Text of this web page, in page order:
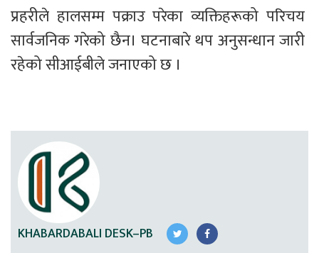
प्रहरीले हालसम्म पक्राउ परेका व्यक्तिहरूको परिचय
सार्वजनिक गरेको छैन। घटनाबारे थप अनुसन्धान जारी
रहेको सीआईबीले जनाएको छ ।
KHABARDABALI DESK–PB